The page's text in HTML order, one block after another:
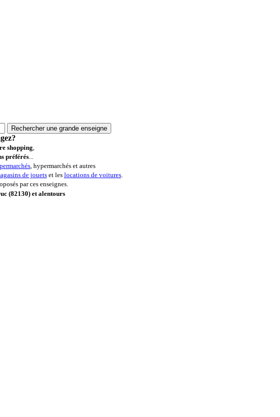
shopping,
préférés...
, hypermarchés et autres
de jouetset les locations de voitures.
par ces enseignes.
(82130) et alentours